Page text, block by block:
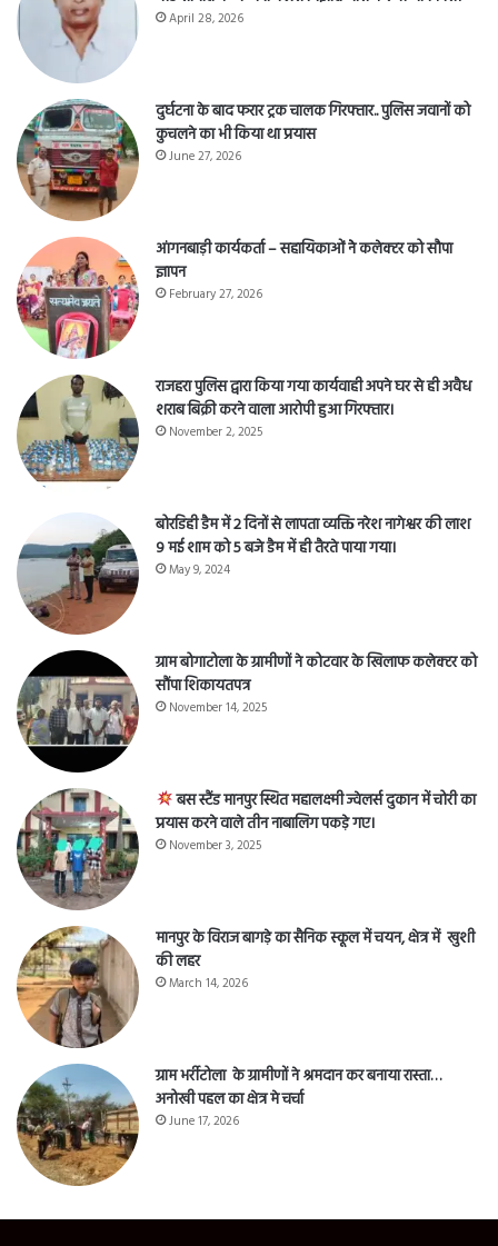
April 28, 2026
दुर्घटना के बाद फरार ट्रक चालक गिरफ्तार.. पुलिस जवानों को
कुचलने का भी किया था प्रयास
June 27, 2026
आंगनबाड़ी कार्यकर्ता – सहायिकाओं नेे कलेक्टर को सौपा
ज्ञापन
February 27, 2026
राजहरा पुलिस द्वारा किया गया कार्यवाही अपने घर से ही अवैध
शराब बिक्री करने वाला आरोपी हुआ गिरफ्तार।
November 2, 2025
बोरडिही डैम में 2 दिनों से लापता व्यक्ति नरेश नागेश्वर की लाश
9 मई शाम को 5 बजे डैम में ही तैरते पाया गया।
May 9, 2024
ग्राम बोगाटोला के ग्रामीणों ने कोटवार के खिलाफ कलेक्टर को
सौंपा शिकायतपत्र
November 14, 2025
बस स्टैंड मानपुर स्थित महालक्ष्मी ज्वेलर्स दुकान में चोरी का
प्रयास करने वाले तीन नाबालिग पकड़े गए।
November 3, 2025
मानपुर के विराज बागड़े का सैनिक स्कूल में चयन, क्षेत्र में खुशी
की लहर
March 14, 2026
ग्राम भर्रीटोला के ग्रामीणों ने श्रमदान कर बनाया रास्ता…
अनोखी पहल का क्षेत्र मे चर्चा
June 17, 2026